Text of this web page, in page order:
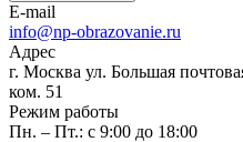
E-mail
info@np-obrazovanie.ru
Адрес
г. Москва ул. Большая
ком. 51
Режим работы
Пн. – Пт.: с 9:00 до 18:00